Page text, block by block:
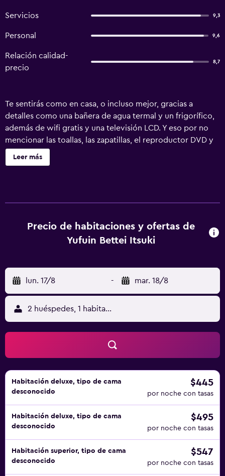
Servicios 9,3
Personal 9,6
Relación calidad-
precio
8,7
Te sentirás como en casa, o incluso mejor, gracias a
detalles como una bañera de agua termal y un frigorífico,
además de wifi gratis y una televisión LCD. Y eso por no
mencionar las toallas, las zapatillas, el reproductor DVD y
el hervidor eléctrico.
Leer más
Precio de habitaciones y ofertas de
Yufuin Bettei Itsuki
lun. 17/8 - mar. 18/8
2 huéspedes, 1 habitación
Habitación deluxe, tipo de cama
desconocido
$445
por noche con tasas
Habitación deluxe, tipo de cama
desconocido
$495
por noche con tasas
Habitación superior, tipo de cama
desconocido
$547
por noche con tasas